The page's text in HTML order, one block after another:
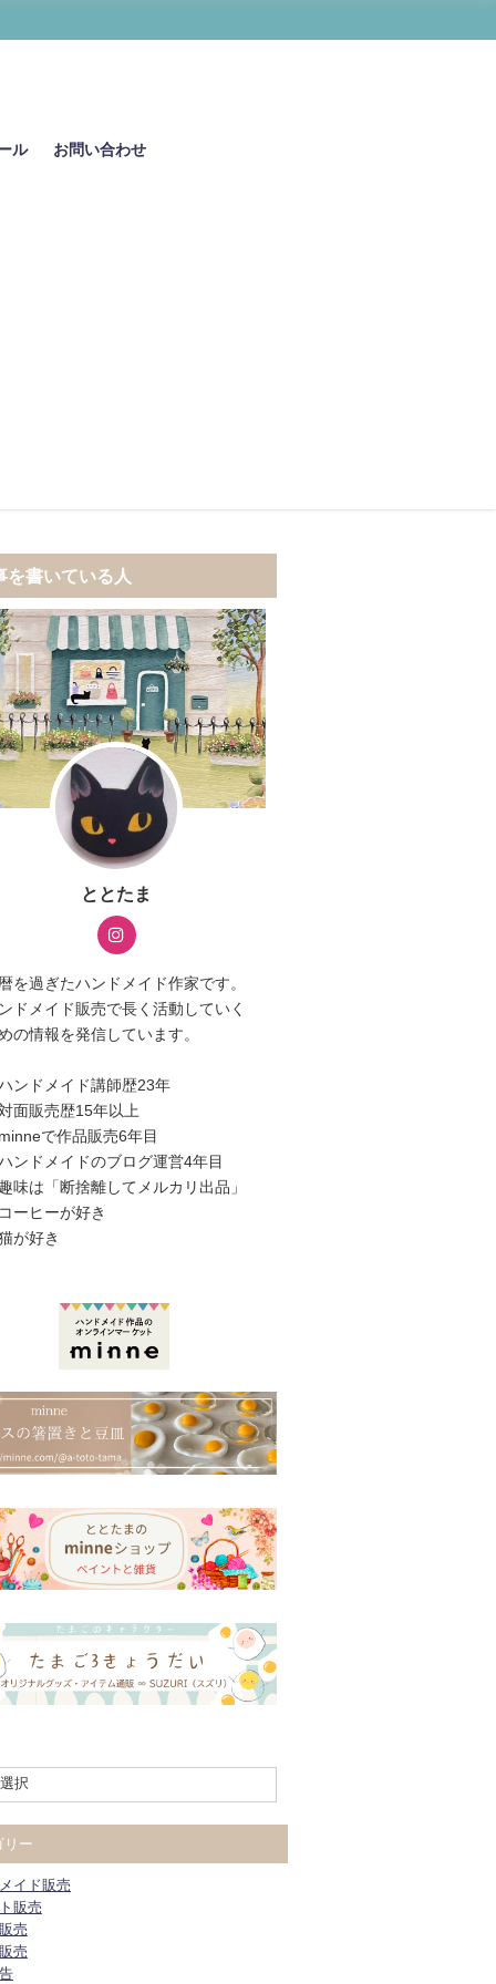
ル お問い合わせ
を書いている人
ととたま
を過ぎたハンドメイド作家です。
ドメイド販売で長く活動していく
の情報を発信しています。
ハンドメイド講師歴23年
対面販売歴15年以上
minneで作品販売6年目
ハンドメイドのブログ運営4年目
趣味は「断捨離してメルカリ出品」
コーヒーが好き
猫が好き
リー
イド販売
販売
売
売